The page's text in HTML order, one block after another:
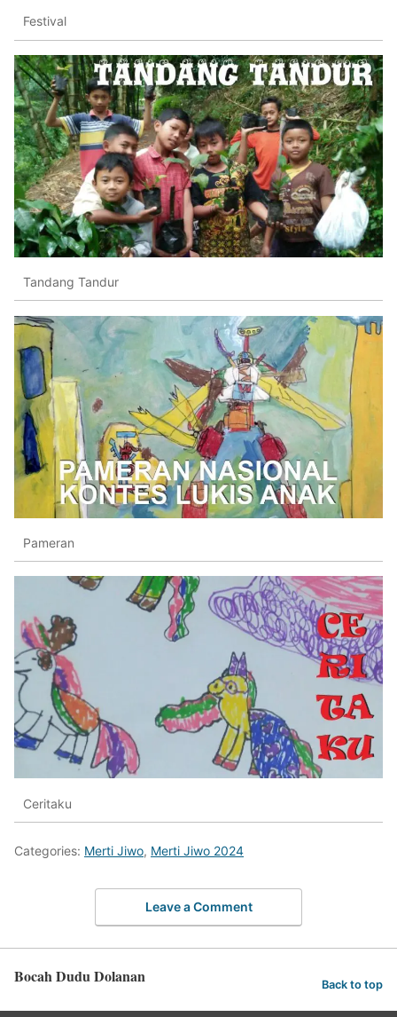
Festival
Tandang Tandur
Pameran
Ceritaku
Categories: Merti Jiwo, Merti Jiwo 2024
Leave a Comment
Bocah Dudu Dolanan Back to top